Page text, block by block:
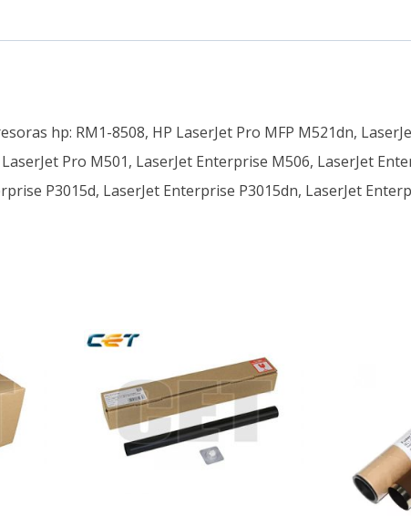
hp: RM1-8508, HP LaserJet Pro MFP M521dn,
Pro M501, LaserJet Enterprise M506, LaserJet
P3015d, LaserJet Enterprise P3015dn, LaserJet